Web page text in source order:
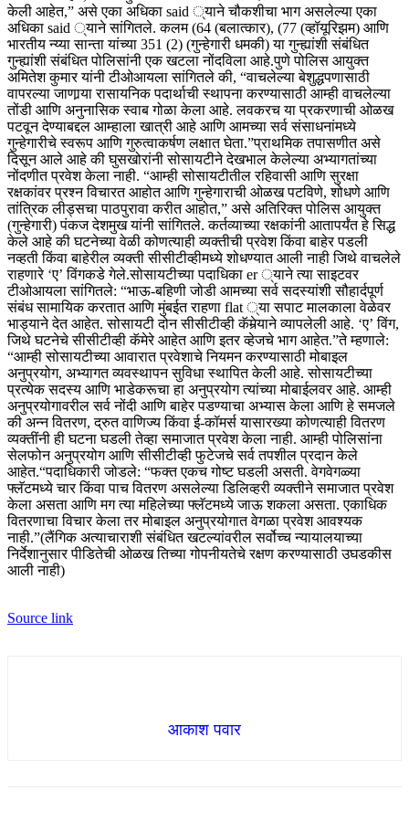
केली आहेत,” असे एका अधिका said ्याने चौकशीचा भाग असलेल्या एका
अधिका said ्याने सांगितले. कलम (64 (बलात्कार), (77 (व्हॉयूरिझम) आणि
भारतीय न्य्या सान्ता यांच्या 351 (2) (गुन्हेगारी धमकी) या गुन्ह्यांशी संबंधित
गुन्ह्यांशी संबंधित पोलिसांनी एक खटला नोंदविला आहे.पुणे पोलिस आयुक्त
अमितेश कुमार यांनी टीओआयला सांगितले की, “वाचलेल्या बेशुद्धपणासाठी
वापरल्या जाणार्‍या रासायनिक पदार्थाची स्थापना करण्यासाठी आम्ही वाचलेल्या
तोंडी आणि अनुनासिक स्वाब गोळा केला आहे. लवकरच या प्रकरणाची ओळख
पटवून देण्याबद्दल आम्हाला खात्री आहे आणि आमच्या सर्व संसाधनांमध्ये
गुन्हेगारीचे स्वरूप आणि गुरुत्वाकर्षण लक्षात घेता.”प्राथमिक तपासणीत असे
दिसून आले आहे की घुसखोरांनी सोसायटीने देखभाल केलेल्या अभ्यागतांच्या
नोंदणीत प्रवेश केला नाही. “आम्ही सोसायटीतील रहिवासी आणि सुरक्षा
रक्षकांवर प्रश्न विचारत आहोत आणि गुन्हेगाराची ओळख पटविणे, शोधणे आणि
तांत्रिक लीड्सचा पाठपुरावा करीत आहोत,” असे अतिरिक्त पोलिस आयुक्त
(गुन्हेगारी) पंकज देशमुख यांनी सांगितले. कर्तव्याच्या रक्षकांनी आतापर्यंत हे सिद्ध
केले आहे की घटनेच्या वेळी कोणत्याही व्यक्तीची प्रवेश किंवा बाहेर पडली
नव्हती किंवा बाहेरील व्यक्ती सीसीटीव्हीमध्ये शोधण्यात आली नाही जिथे वाचलेले
राहणारे ‘ए’ विंगकडे गेले.सोसायटीच्या पदाधिका er ्याने त्या साइटवर
टीओआयला सांगितले: “भाऊ-बहिणी जोडी आमच्या सर्व सदस्यांशी सौहार्दपूर्ण
संबंध सामायिक करतात आणि मुंबईत राहणा flat ्या सपाट मालकाला वेळेवर
भाड्याने देत आहेत. सोसायटी दोन सीसीटीव्ही कॅमेर्‍याने व्यापलेली आहे. ‘ए’ विंग,
जिथे घटनेचे सीसीटीव्ही कॅमेरे आहेत आणि इतर व्हेजचे भाग आहेत.”ते म्हणाले:
“आम्ही सोसायटीच्या आवारात प्रवेशाचे नियमन करण्यासाठी मोबाइल
अनुप्रयोग, अभ्यागत व्यवस्थापन सुविधा स्थापित केली आहे.सोसायटीच्या
प्रत्येक सदस्य आणि भाडेकरूचा हा अनुप्रयोग त्यांच्या मोबाईलवर आहे. आम्ही
अनुप्रयोगावरील सर्व नोंदी आणि बाहेर पडण्याचा अभ्यास केला आणि हे समजले
की अन्न वितरण, द्रुत वाणिज्य किंवा ई-कॉमर्स यासारख्या कोणत्याही वितरण
व्यक्तींनी ही घटना घडली तेव्हा समाजात प्रवेश केला नाही. आम्ही पोलिसांना
सेलफोन अनुप्रयोग आणि सीसीटीव्ही फुटेजचे सर्व तपशील प्रदान केले
आहेत.“पदाधिकारी जोडले: “फक्त एकच गोष्ट घडली असती. वेगवेगळ्या
फ्लॅटमध्ये चार किंवा पाच वितरण असलेल्या डिलिव्हरी व्यक्तीने समाजात प्रवेश
केला असता आणि मग त्या महिलेच्या फ्लॅटमध्ये जाऊ शकला असता. एकाधिक
वितरणाचा विचार केला तर मोबाइल अनुप्रयोगात वेगळा प्रवेश आवश्यक
नाही.”(लैंगिक अत्याचाराशी संबंधित खटल्यांवरील सर्वोच्च न्यायालयाच्या
निर्देशानुसार पीडितेची ओळख तिच्या गोपनीयतेचे रक्षण करण्यासाठी उघडकीस
आली नाही)
Source link
आकाश पवार